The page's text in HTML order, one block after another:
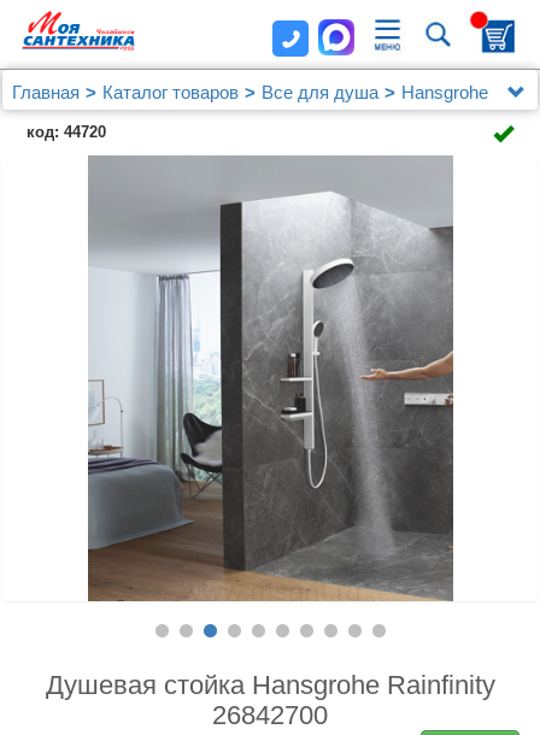
Главная Каталог товаров Все для душа
Hansgrohe
Душевая стойка Hansgrohe Rainfinity 26842700
код: 44720
Душевая стойка Hansgrohe Rainfinity
26842700